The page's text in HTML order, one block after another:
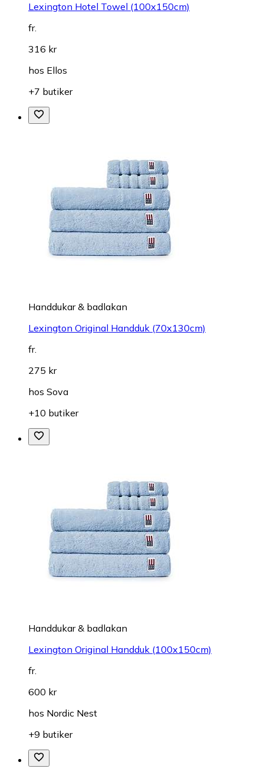
Lexington Hotel Towel (100x150cm)
fr.
316 kr
hos Ellos
+7 butiker
Handdukar & badlakan
Lexington Original Handduk (70x130cm)
fr.
275 kr
hos Sova
+10 butiker
Handdukar & badlakan
Lexington Original Handduk (100x150cm)
fr.
600 kr
hos Nordic Nest
+9 butiker